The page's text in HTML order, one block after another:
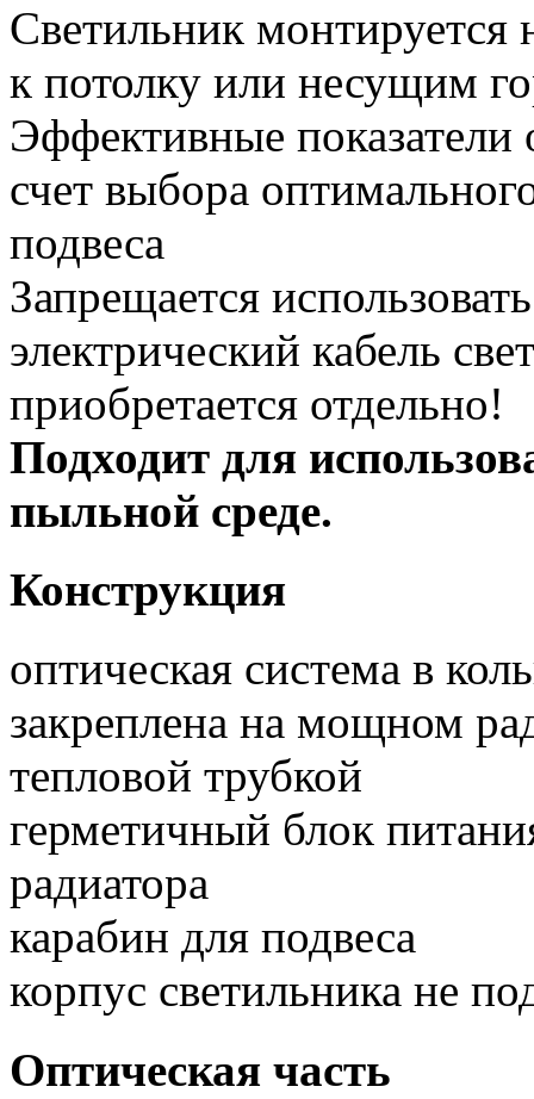
Светильник монтируется
к потолку или несущим
Эффективные показатели
счет выбора
подвеса
Запрещается
электрический кабель
приобретается отдельно!
Подходит для
пыльной среде.
Конструкция
оптическая система в
закреплена на мощном
тепловой трубкой
герметичный блок
радиатора
карабин для подвеса
корпус светильника не
Оптическая часть